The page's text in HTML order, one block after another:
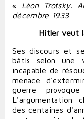
« Léon Trotsky.
décembre 1933
Hitler veut
Ses discours et
bâtis selon une
incapable de
menace
guerre
L'argumentation
des centaines